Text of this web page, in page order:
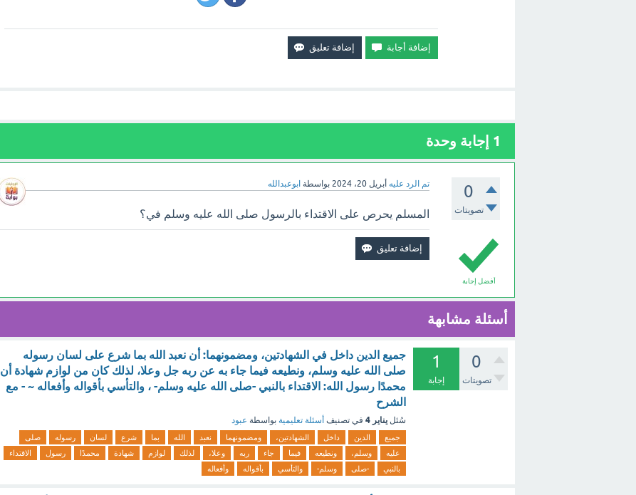
1 إجابة وحدة
0
تصويتات
تم الرد عليه أبريل 20، 2024 بواسطة ابوعبدالله
أفضل إجابة
المسلم يحرص على الاقتداء بالرسول صلى الله عليه وسلم في؟
أسئلة مشابهة
0
تصويتات
1
إجابة
جميع الدين داخل في الشهادتين، ومضمونهما: أن نعبد الله بما شرع على لسان رسوله
صلى الله عليه وسلم، ونطيعه فيما جاء به عن ربه جل وعلا، لذلك كان من لوازم شهادة أن
محمدًا رسول الله: الاقتداء بالنبي -صلى الله عليه وسلم- ، والتأسي بأقواله وأفعاله ~ - مع
الشرح
سُئل يناير 4 في تصنيف أسئلة تعليمية بواسطة عبود
جميع الدين داخل الشهادتين، ومضمونهما نعبد الله بما شرع لسان رسوله
صلى
عليه
وسلم، ونطيعه فيما جاء ربه وعلا، لذلك لوازم شهادة محمدًا رسول
الاقتداء
بالنبي
-صلى وسلم- والتأسي بأقواله وأفعاله